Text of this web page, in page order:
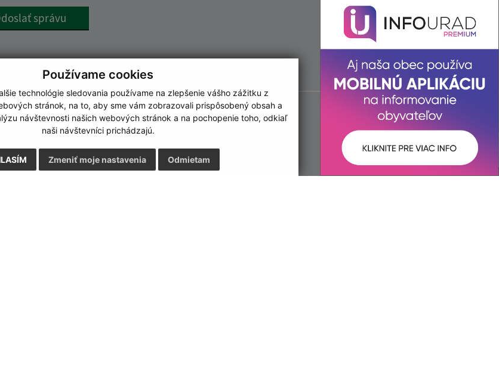
Používame cookies
technológie sledovania používame na zlepšenie vášho zážitku z
stránok, na to, aby sme vám zobrazovali prispôsobený obsah a
návštevnosti našich webových stránok a na pochopenie toho, odkiaľ
naši návštevníci prichádzajú.
Odmietam
Zmeniť moje nastavenia
správu